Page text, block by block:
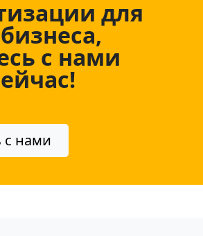
для
с нами
с нами